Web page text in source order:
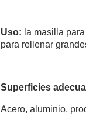
Uso: la masilla
para rellenar
Superficies
Acero, aluminio,